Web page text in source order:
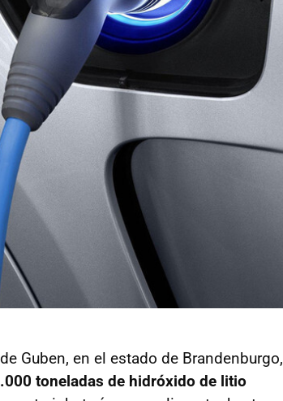
Guben, en el estado de Brandenburgo,
toneladas de hidróxido de litio